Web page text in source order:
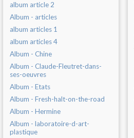
album article 2
Album - articles
album articles 1
album articles 4
Album - Chine
Album - Claude-Fleutret-dans-
ses-oeuvres
Album - Etats
Album - Fresh-halt-on-the-road
Album - Hermine
Album - laboratoire-d-art-
plastique